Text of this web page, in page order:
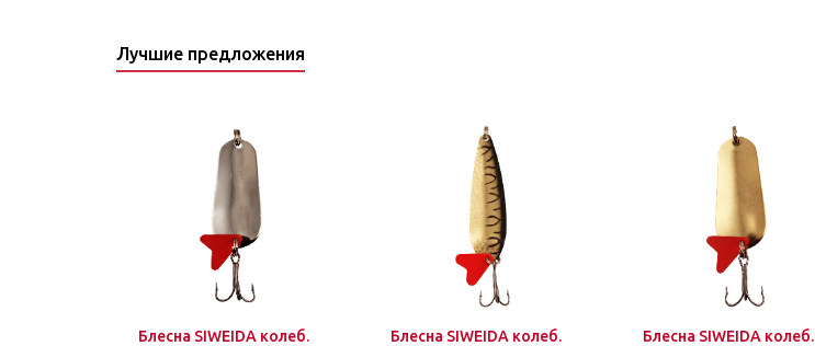
Лучшие предложения
Блесна SIWEIDA колеб.
Блесна SIWEIDA колеб.
Блесна SIWEIDA колеб.